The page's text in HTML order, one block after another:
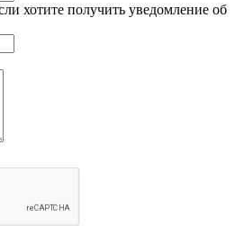
хотите получить уведомление об